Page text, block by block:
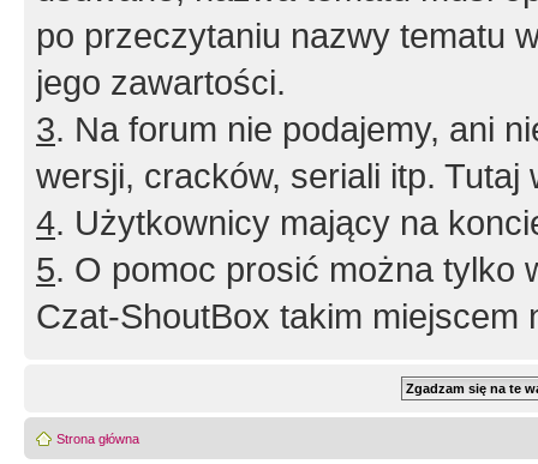
po przeczytaniu nazwy tematu
jego zawartości.
3. Na forum nie podajemy, ani
wersji, cracków, seriali itp. Tutaj
4. Użytkownicy mający na
5. O pomoc prosić można tylko
Czat-ShoutBox takim miejscem
Strona główna